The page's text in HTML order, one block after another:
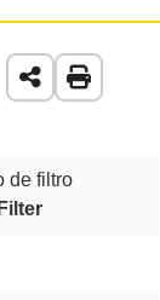
de filtro